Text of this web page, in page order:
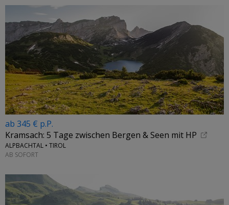
ab 345 € p.P.
Kramsach: 5 Tage zwischen Bergen & Seen mit HP
ALPBACHTAL • TIROL
AB SOFORT